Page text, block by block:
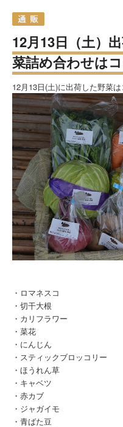
12月13日（土）
菜詰め合わせはコ
12月13日(土)に出荷した野菜は
・ロマネスコ
・切干大根
・カリフラワー
・菜花
・にんじん
・スティックブロッコリー
・ほうれん草
・キャベツ
・赤カブ
・ジャガイモ
・青ばた豆